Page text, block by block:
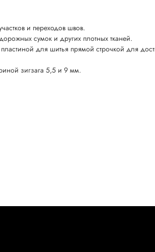
и переходов швов.
сумок и других плотных тканей.
пластиной для шитья прямой строчкой для
зигзага 5,5 и 9 мм.